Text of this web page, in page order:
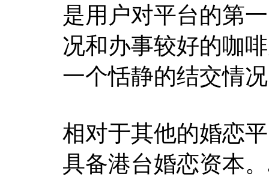
是用户对平台的第
况和办事较好的咖
一个恬静的结交情
相对于其他的婚恋
具备港台婚恋资本